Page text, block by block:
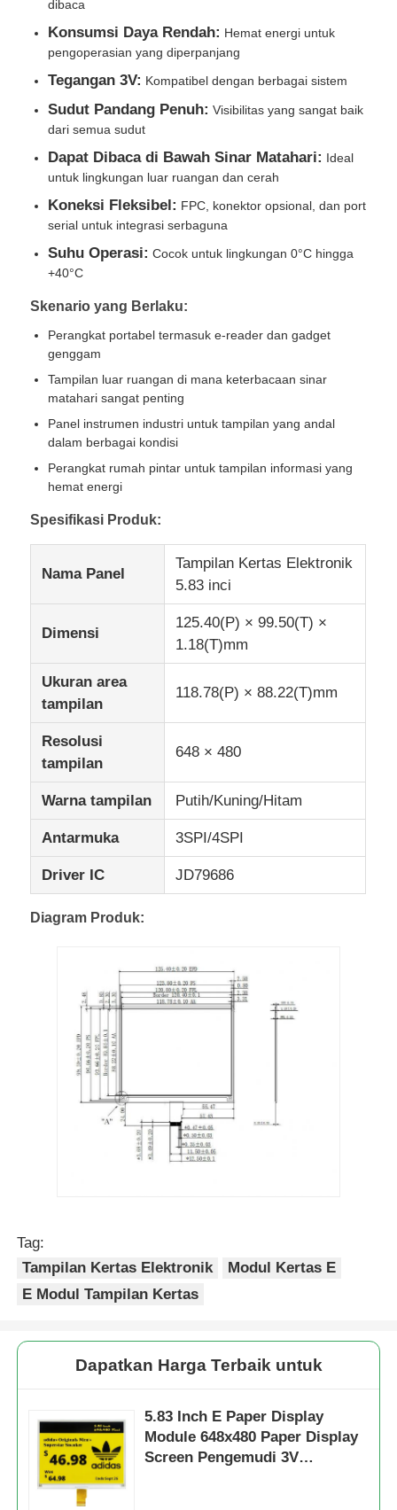
Tentang Kami
Tur Pabrik
Kontrol kualitas
Hubungi Kami
Berita
Kasus-kasus
Tampilan LCD TFT
Layar Lcd IPS
layar LCD mobil
Layar LCD melingkar
Panel layar sentuh LCD
Layar LCD UART
Tampilan Kertas Elektronik
Modul LCD COG
Layar LCD STN
Panel LCD
dibaca
Konsumsi Daya Rendah: Hemat energi untuk
pengoperasian yang diperpanjang
Tegangan 3V: Kompatibel dengan berbagai sistem
Sudut Pandang Penuh: Visibilitas yang sangat baik
dari semua sudut
Dapat Dibaca di Bawah Sinar Matahari: Ideal
untuk lingkungan luar ruangan dan cerah
Koneksi Fleksibel: FPC, konektor opsional, dan port
serial untuk integrasi serbaguna
Suhu Operasi: Cocok untuk lingkungan 0°C hingga
+40°C
Skenario yang Berlaku:
Perangkat portabel termasuk e-reader dan gadget
genggam
Tampilan luar ruangan di mana keterbacaan sinar
matahari sangat penting
Panel instrumen industri untuk tampilan yang andal
dalam berbagai kondisi
Perangkat rumah pintar untuk tampilan informasi yang
hemat energi
Spesifikasi Produk:
Nama Panel
Tampilan Kertas Elektronik
5.83 inci
Dimensi
125.40(P) × 99.50(T) ×
1.18(T)mm
Ukuran area
tampilan
118.78(P) × 88.22(T)mm
Resolusi
tampilan
648 × 480
Warna tampilan Putih/Kuning/Hitam
Antarmuka 3SPI/4SPI
Driver IC JD79686
Diagram Produk:
Tag:
Tampilan Kertas Elektronik
Modul Kertas E
E Modul Tampilan Kertas
Dapatkan Harga Terbaik untuk
5.83 Inch E Paper Display
Module 648x480 Paper Display
Screen Pengemudi 3V